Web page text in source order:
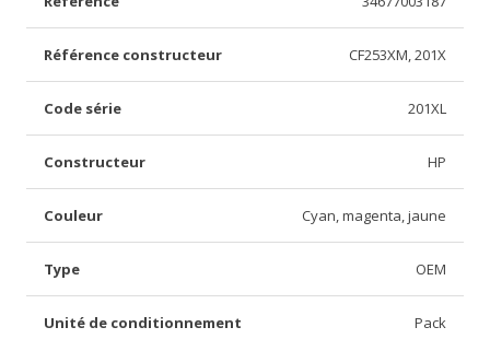
Référence constructeur CF253XM, 201X
Code série 201XL
Constructeur HP
Couleur Cyan, magenta, jaune
Type OEM
Unité de conditionnement Pack